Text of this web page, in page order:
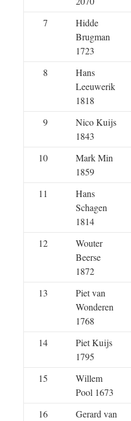
7
Hidde
Brugman
1723
8
Hans
Leeuwerik
1818
9
Nico Kuijs
1843
10
Mark Min
1859
11
Hans
Schagen
1814
12
Wouter
Beerse
1872
13
Piet van
Wonderen
1768
14
Piet Kuijs
1795
15
Willem
Pool 1673
16
Gerard van